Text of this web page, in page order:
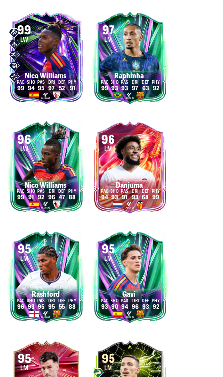
99
LW
Nico Williams
99 94 95 97 52 91
97
LM
Raphinha
99 93 93 97 63 92
96
LW
Nico Williams
99 91 92 96 47 88
96
LM
Danjuma
94 93 91 93 68 99
95
LM
Rashford
96 93 95 95 55 88
95
LM
Gavi
93 90 94 96 93 92
95
LM
95
LM